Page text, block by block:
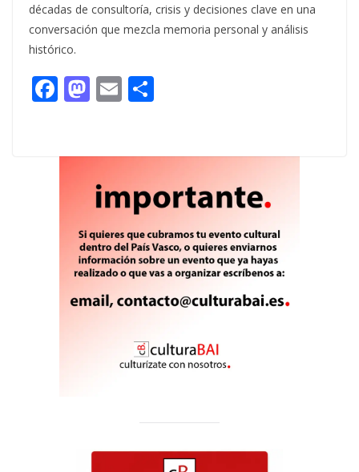
décadas de consultoría, crisis y decisiones clave en una
conversación que mezcla memoria personal y análisis
histórico.
F
b
M
d
o
n
E
l p
ar
ti
r